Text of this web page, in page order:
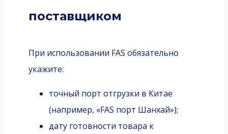
поставщиком
При использовании FAS обязательно
укажите:
точный порт отгрузки в Китае
(например, «FAS порт Шанхай»);
дату готовности товара к